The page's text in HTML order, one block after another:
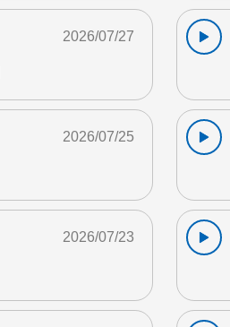
2026/07/27
2026/07/25
2026/07/23